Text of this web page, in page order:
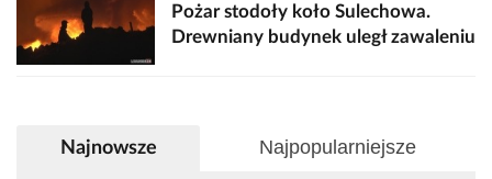
Pożar stodoły koło Sulechowa.
Drewniany budynek uległ zawaleniu
Najnowsze Najpopularniejsze